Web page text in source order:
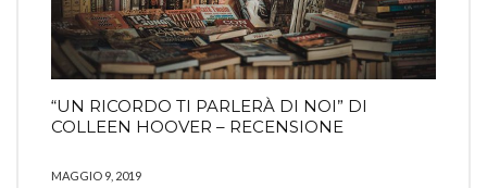
“UN RICORDO TI PARLERÀ DI NOI” DI
COLLEEN HOOVER – RECENSIONE
MAGGIO 9, 2019